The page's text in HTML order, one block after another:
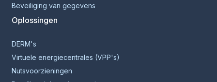
Beveiliging van gegevens
Oplossingen
DERM's
Virtuele energiecentrales (VPP's)
Nutsvoorzieningen